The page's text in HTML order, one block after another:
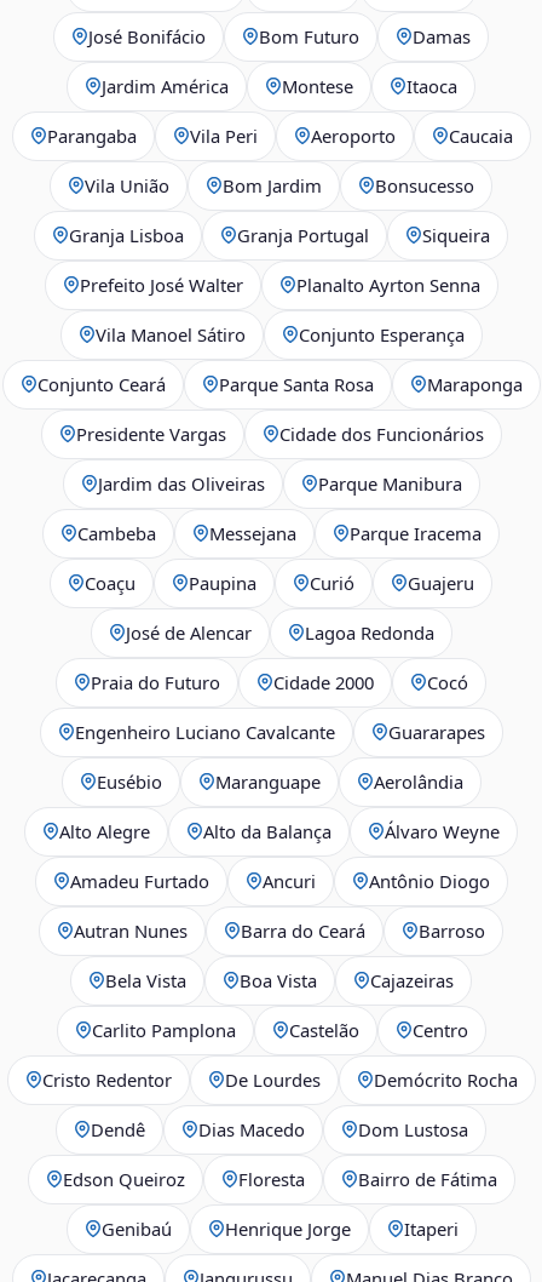
José Bonifácio Bom Futuro Damas
Jardim América Montese Itaoca
Parangaba Vila Peri Aeroporto Caucaia
Vila União Bom Jardim Bonsucesso
Granja Lisboa Granja Portugal Siqueira
Prefeito José Walter Planalto Ayrton Senna
Vila Manoel Sátiro Conjunto Esperança
Conjunto Ceará Parque Santa Rosa Maraponga
Presidente Vargas Cidade dos Funcionários
Jardim das Oliveiras Parque Manibura
Cambeba Messejana Parque Iracema
Coaçu Paupina Curió Guajeru
José de Alencar Lagoa Redonda
Praia do Futuro Cidade 2000 Cocó
Engenheiro Luciano Cavalcante Guararapes
Eusébio Maranguape Aerolândia
Alto Alegre Alto da Balança Álvaro Weyne
Amadeu Furtado Ancuri Antônio Diogo
Autran Nunes Barra do Ceará Barroso
Bela Vista Boa Vista Cajazeiras
Carlito Pamplona Castelão Centro
Cristo Redentor De Lourdes Demócrito Rocha
Dendê Dias Macedo Dom Lustosa
Edson Queiroz Floresta Bairro de Fátima
Genibaú Henrique Jorge Itaperi